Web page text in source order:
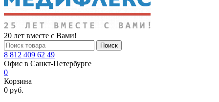
20 лет вместе с Вами!
Поиск
8 812 409 62 49
Офис в Санкт-Петербурге
0
Корзина
0 руб.